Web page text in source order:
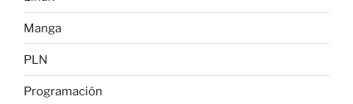
Manga
PLN
Programación